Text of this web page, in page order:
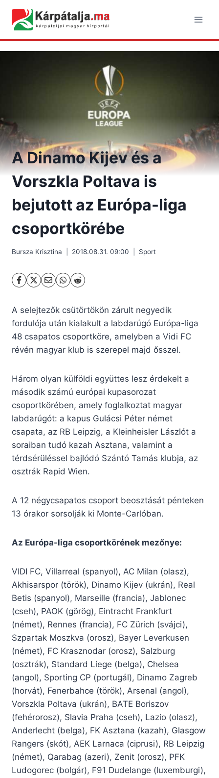
content
A Dinamo Kijev és a
Vorszkla Poltava is
bejutott az Európa-liga
csoportkörébe
Bursza Krisztina 2018.08.31. 09:00 Sport
A selejtezők csütörtökön zárult negyedik
fordulója után kialakult a labdarúgó Európa-liga
48 csapatos csoportköre, amelyben a Vidi FC
révén magyar klub is szerepel majd ősszel.
Három olyan külföldi együttes lesz érdekelt a
második számú európai kupasorozat
csoportkörében, amely foglalkoztat magyar
labdarúgót: a kapus Gulácsi Péter német
csapata, az RB Leipzig, a Kleinheisler Lászlót a
soraiban tudó kazah Asztana, valamint a
térdsérüléssel bajlódó Szántó Tamás klubja, az
osztrák Rapid Wien.
A 12 négycsapatos csoport beosztását pénteken
13 órakor sorsolják ki Monte-Carlóban.
Az Európa-liga csoportkörének mezőnye:
VIDI FC, Villarreal (spanyol), AC Milan (olasz),
Akhisarspor (török), Dinamo Kijev (ukrán), Real
Betis (spanyol), Marseille (francia), Jablonec
(cseh), PAOK (görög), Eintracht Frankfurt
(német), Rennes (francia), FC Zürich (svájci),
Szpartak Moszkva (orosz), Bayer Leverkusen
(német), FC Krasznodar (orosz), Salzburg
(osztrák), Standard Liege (belga), Chelsea
(angol), Sporting CP (portugál), Dinamo Zagreb
(horvát), Fenerbahce (török), Arsenal (angol),
Vorszkla Poltava (ukrán), BATE Boriszov
(fehérorosz), Slavia Praha (cseh), Lazio (olasz),
Anderlecht (belga), FK Asztana (kazah), Glasgow
Rangers (skót), AEK Larnaca (ciprusi), RB Leipzig
(német), Qarabag (azeri), Zenit (orosz), PFK
Ludogorec (bolgár), F91 Dudelange (luxemburgi),